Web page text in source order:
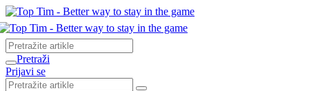
Pretraži
Prijavi se